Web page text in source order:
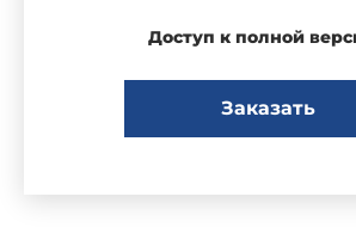
Доступ к полной
Заказать